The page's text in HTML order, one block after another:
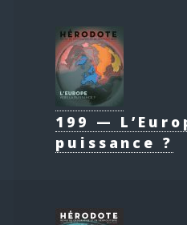
199 —
puissance ?